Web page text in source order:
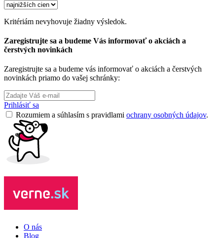
Kritériám nevyhovuje žiadny výsledok.
Zaregistrujte sa a budeme Vás informovať o akciách a
čerstvých novinkách
Zaregistrujte sa a budeme vás informovať o akciách a čerstvých
novinkách priamo do vašej schránky:
Prihlásiť sa
Rozumiem a súhlasím s pravidlami ochrany osobných údajov.
O nás
Blog